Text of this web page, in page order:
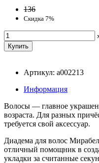
136
Скидка 7%
Артикул: a002213
Информация
Волосы — главное
возраста. Для разных
требуется свой аксессуар.
Диадема для волос
отличный помощник в
укладки за считанные